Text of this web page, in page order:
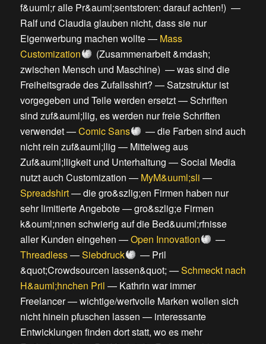
f&uuml;r alle Pr&auml;sentstoren: darauf achten!) —
Ralf und Claudia glauben nicht, dass sie nur
Eigenwerbung machen wollte— Mass
Customization
(Zusammenarbeit &mdash;
zwischen Mensch und Maschine) —was sind die
Freiheitsgrade des Zufallsshirt? —Satzstruktur ist
vorgegeben und Teile werden ersetzt—Schriften
sind zuf&auml;llig, es werden nur freie Schriften
verwendet—Comic Sans —die Farben sind auch
nicht rein zuf&auml;llig — Mittelweg aus
Zuf&auml;lligkeit und Unterhaltung —Social Media
nutzt auch Customization — MyM&uuml;sli —
Spreadshirt—die gro&szlig;en Firmen haben nur
sehr limitierte Angebote—gro&szlig;e Firmen
k&ouml;nnen schwierig auf die Bed&uuml;rfnisse
aller Kunden eingehen —Open Innovation
—
Threadless—Siebdruck — Pril
&quot;Crowdsourcen lassen&quot; —Schmeckt nach
H&auml;hnchen Pril — Kathrin war immer
Freelancer—wichtige/wertvolle Marken wollen sich
nicht hinein pfuschen lassen — interessante
Entwicklungen finden dort statt, wo es mehr